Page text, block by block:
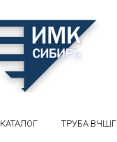
КАТАЛОГ ТРУБА ВЧШГ